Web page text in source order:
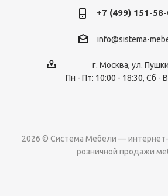
+7 (499) 151-
info@sistema-
г. Москва, ул.
Пн - Пт: 10:00 - 18:30, Сб -
2026 © Система Мебели — интернет-
розничной продажи